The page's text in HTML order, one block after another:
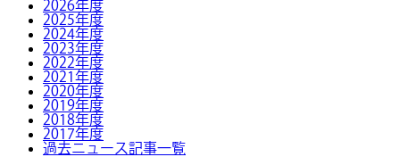
2026年度
2025年度
2024年度
2023年度
2022年度
2021年度
2020年度
2019年度
2018年度
2017年度
過去ニュース記事一覧